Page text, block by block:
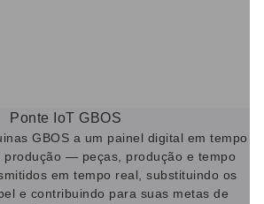
Ponte IoT GBOS
GBOS a um painel digital em tempo
produção — peças, produção e tempo
em tempo real, substituindo os
e contribuindo para suas metas de